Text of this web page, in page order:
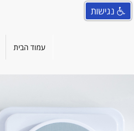
עמוד הבית
נגישות